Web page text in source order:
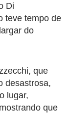
Di
teve tempo de
do
que
desastrosa,
lugar,
que